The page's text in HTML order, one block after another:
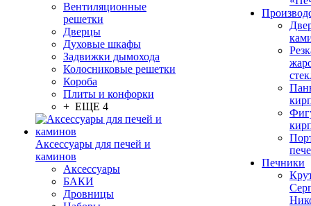
Вентиляционные
решетки
Дверцы
Духовые шкафы
Задвижки дымохода
Колосниковые решетки
Короба
Плиты и конфорки
+ ЕЩЕ 4
Аксессуары для печей и
каминов
Аксессуары
БАКИ
Дровницы
Печники